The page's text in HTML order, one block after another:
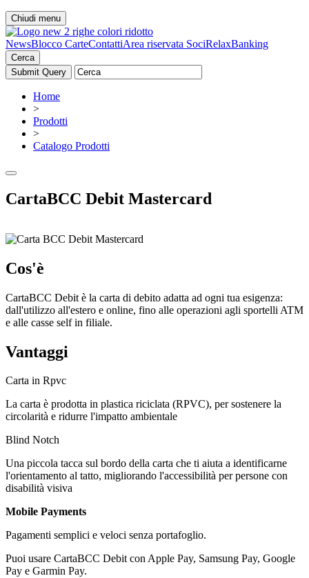
Chiudi menu
NewsBlocco CarteContattiArea riservata SociRelaxBanking
Cerca
Home
>
Prodotti
>
Catalogo Prodotti
CartaBCC Debit Mastercard
Cos'è
CartaBCC Debit è la carta di debito adatta ad ogni tua esigenza:
dall'utilizzo all'estero e online, fino alle operazioni agli sportelli ATM
e alle casse self in filiale.
Vantaggi
Carta in Rpvc
La carta è prodotta in plastica riciclata (RPVC), per sostenere la
circolarità e ridurre l'impatto ambientale
Blind Notch
Una piccola tacca sul bordo della carta che ti aiuta a identificarne
l'orientamento al tatto, migliorando l'accessibilità per persone con
disabilità visiva
Mobile Payments
Pagamenti semplici e veloci senza portafoglio.
Puoi usare CartaBCC Debit con Apple Pay, Samsung Pay, Google
Pay e Garmin Pay.